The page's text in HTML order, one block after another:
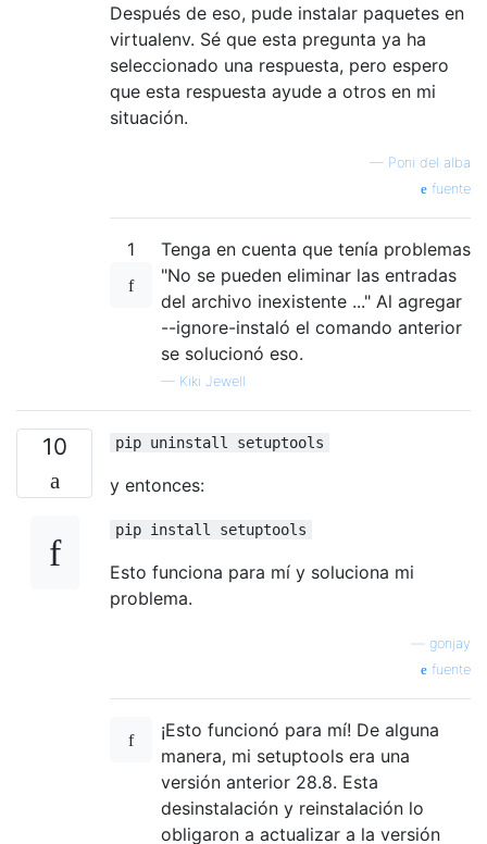
Después de eso, pude instalar paquetes en
virtualenv. Sé que esta pregunta ya ha
seleccionado una respuesta, pero espero
que esta respuesta ayude a otros en mi
situación.
— Poni del alba
fuente
1
Tenga en cuenta que tenía problemas
"No se pueden eliminar las entradas
del archivo inexistente ..." Al agregar
--ignore-instaló el comando anterior
se solucionó eso.
— Kiki Jewell
10 pip uninstall setuptools
y entonces:
pip install setuptools
Esto funciona para mí y soluciona mi
problema.
gonjay
fuente
¡Esto funcionó para mí! De alguna
manera, mi setuptools era una
versión anterior 28.8. Esta
desinstalación y reinstalación lo
obligaron a actualizar a la versión